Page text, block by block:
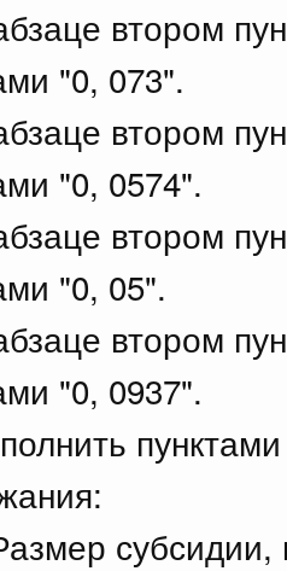
втором
"0, 073".
втором
"0, 0574".
втором
"0, 05".
втором
"0, 0937".